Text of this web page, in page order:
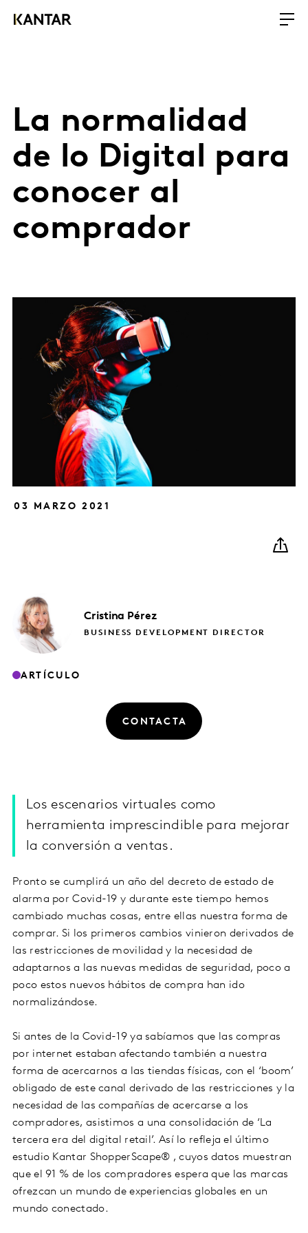
La normalidad
de lo Digital para
conocer al
comprador
03 MARZO 2021
Cristina Pérez
BUSINESS DEVELOPMENT DIRECTOR
ARTÍCULO
CONTACTA
Los escenarios virtuales como
herramienta imprescindible para mejorar
la conversión a ventas.
Pronto se cumplirá un año del decreto de estado de
alarma por Covid-19 y durante este tiempo hemos
cambiado muchas cosas, entre ellas nuestra forma de
comprar. Si los primeros cambios vinieron derivados de
las restricciones de movilidad y la necesidad de
adaptarnos a las nuevas medidas de seguridad, poco a
poco estos nuevos hábitos de compra han ido
normalizándose.
Si antes de la Covid-19 ya sabíamos que las compras
por internet estaban afectando también a nuestra
forma de acercarnos a las tiendas físicas, con el ‘boom’
obligado de este canal derivado de las restricciones y la
necesidad de las compañías de acercarse a los
compradores, asistimos a una consolidación de ‘La
tercera era del digital retail’. Así lo refleja el último
estudio Kantar ShopperScape® , cuyos datos muestran
que el 91 % de los compradores espera que las marcas
ofrezcan un mundo de experiencias globales en un
mundo conectado.